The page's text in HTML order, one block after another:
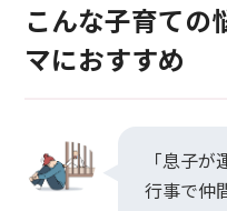
こんな子育ての
マにおすすめ
「息子
行事で仲